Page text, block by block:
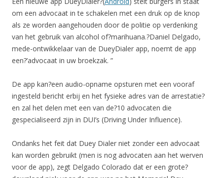
om een advocaat in te schakelen met een druk op de knop
als ze worden aangehouden door de politie op verdenking
van het gebruik van alcohol of?marihuana.?Daniel Delgado,
mede-ontwikkelaar van de DueyDialer app, noemt de app
een?’advocaat in uw broekzak. ”
De app kan?een audio-opname opsturen met een vooraf
ingesteld bericht erbij en het fysieke adres van de arrestatie?
en zal het delen met een van de?10 advocaten die
gespecialiseerd zijn in DUI’s (Driving Under Influence).
Ondanks het feit dat Duey Dialer niet zonder een advocaat
kan worden gebruikt (men is nog advocaten aan het werven
voor de app), zegt Delgado Colorado dat er een grote?